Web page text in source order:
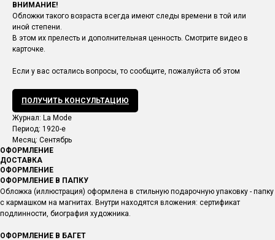
ВНИМАНИЕ!
Обложки такого возраста всегда имеют следы времени в той или
иной степени.
В этом их прелесть и дополнительная ценность. Смотрите видео в
карточке.
Если у вас остались вопросы, то сообщите, пожалуйста об этом
ПОЛУЧИТЬ КОНСУЛЬТАЦИЮ
Журнал: La Mode
Период: 1920-е
Месяц: Сентябрь
ОФОРМЛЕНИЕ
ДОСТАВКА
ОФОРМЛЕНИЕ
ОФОРМЛЕНИЕ В ПАПКУ
Обложка (иллюстрация) оформлена в стильную подарочную упаковку - папку
с кармашком на магнитах. Внутри находятся вложения: сертификат
подлинности, биография художника.
ОФОРМЛЕНИЕ В БАГЕТ